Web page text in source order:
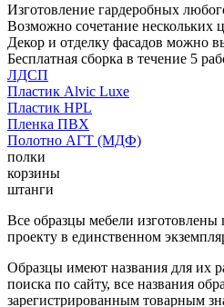
Изготовление гардеробных
Возможно сочетание нескольких
Декор и отделку фасадов можно
Бесплатная сборка в течение 5
ЛДСП
Пластик Alvic Luxe
Пластик HPL
Пленка ПВХ
Полотно АГТ (МДФ)
полки
корзины
штанги
Все образцы мебели
проекту в единственном
Образцы имеют названия для их
поиска по сайту, все названия
зарегистрированным товарным